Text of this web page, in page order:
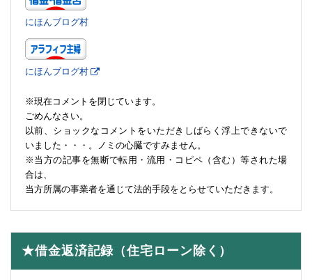
にほんブログ村
にほんブログ村
※現在コメントを閉じています。
ごめんなさい。
以前、ショックなコメントをいただきしばらく浮上できないで
いました・・・。ノミの心臓ですみません。
※当方の記事を無断で転用・流用・コピペ（含む）等された場
合は、
当方所属の事業者を通じて法的手段をとらせていただきます。
★借金返済記録（住宅ローン除く）